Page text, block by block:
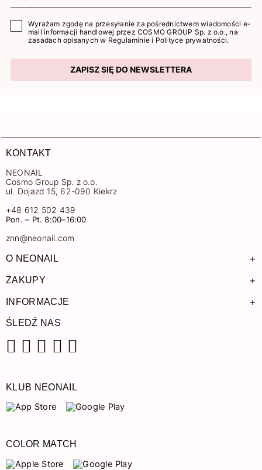
Wyrażam zgodę na przesyłanie za pośrednictwem wiadomości e-
mail informacji handlowej przez COSMO GROUP Sp. z o.o., na
zasadach opisanych w Regulaminie i Polityce prywatności.
ZAPISZ SIĘ DO NEWSLETTERA
KONTAKT
NEONAIL
Cosmo Group Sp. z o.o.
ul. Dojazd 15, 62-090 Kiekrz
+48 612 502 439
Pon. – Pt. 8:00–16:00
znn@neonail.com
O NEONAIL +
ZAKUPY +
INFORMACJE +
ŚLEDŹ NAS
KLUB NEONAIL
COLOR MATCH